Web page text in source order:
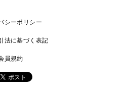
シーポリシー
法に基づく表記
員規約